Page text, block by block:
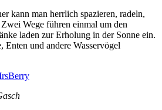
kann man herrlich spazieren, radeln,
Wege führen einmal um den
laden zur Erholung in der Sonne ein.
Enten und andere Wasservögel